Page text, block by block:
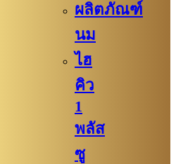
ผลิตภัณฑ์
นม
ไฮ
คิว
1
พลัส
ซู